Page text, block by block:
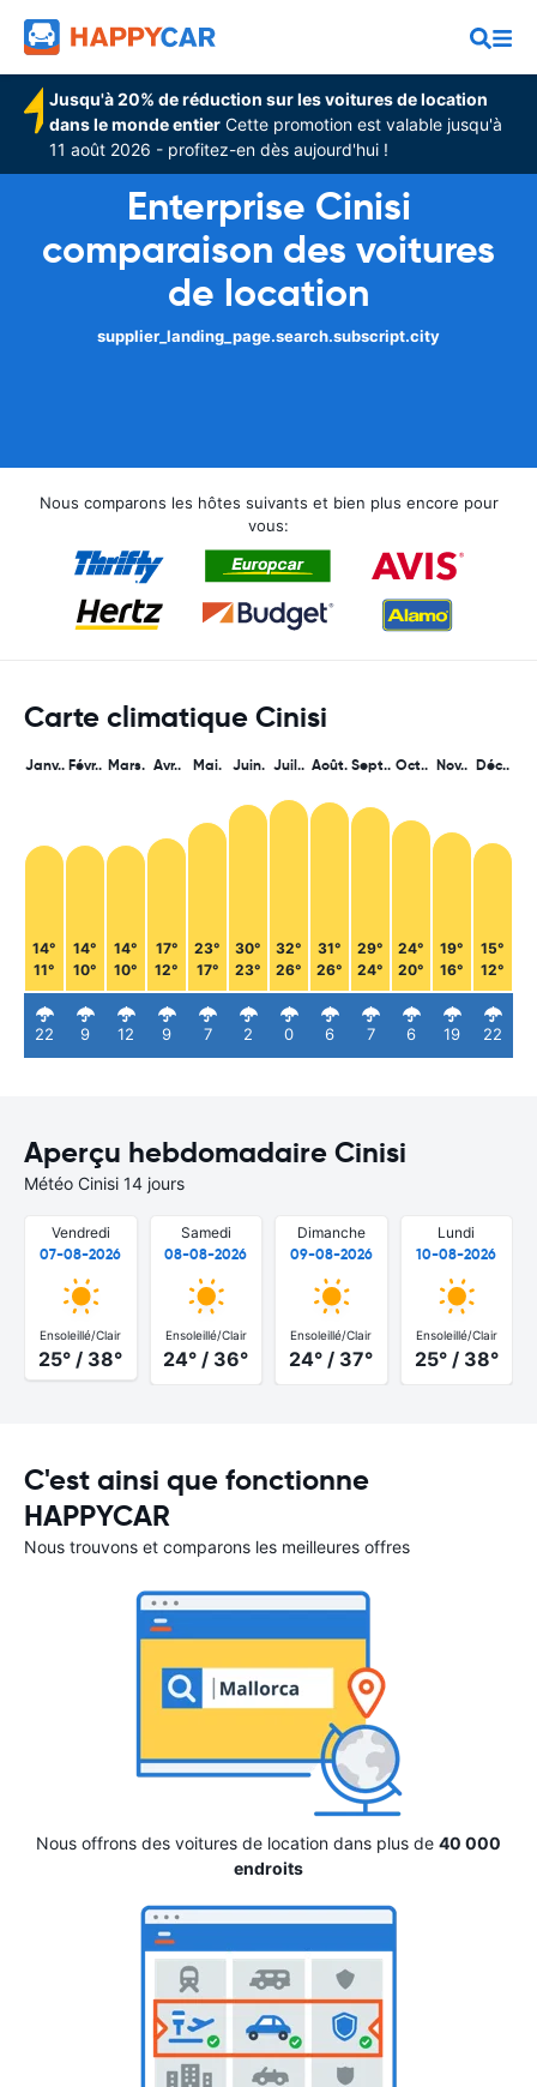
Jusqu'à 20% de réduction sur les voitures de location
dans le monde entier Cette promotion est valable jusqu'à
11 août 2026 - profitez-en dès aujourd'hui !
Enterprise Cinisi
comparaison des voitures
de location
supplier_landing_page.search.subscript.city
Nous comparons les hôtes suivants et bien plus encore pour
vous:
Carte climatique Cinisi
Janv..
14°
11°
22
Févr..
14°
10°
9
Mars.
14°
10°
12
Avr..
17°
12°
9
Mai.
23°
17°
7
Juin.
30°
23°
2
Juil..
32°
26°
0
Août.
31°
26°
6
Sept..
29°
24°
7
Oct..
24°
20°
6
Nov..
19°
16°
19
Déc..
15°
12°
22
Aperçu hebdomadaire Cinisi
Météo Cinisi 14 jours
Vendredi
07-08-2026
Ensoleillé/Clair
25° / 38°
Samedi
08-08-2026
Ensoleillé/Clair
24° / 36°
Dimanche
09-08-2026
Ensoleillé/Clair
24° / 37°
Lundi
10-08-2026
Ensoleillé/Clair
25° / 38°
C'est ainsi que fonctionne
HAPPYCAR
Nous trouvons et comparons les meilleures offres
Nous offrons des voitures de location dans plus de 40 000
endroits